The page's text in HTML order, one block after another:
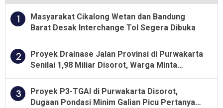
1
Masyarakat Cikalong Wetan dan Bandung
Barat Desak Interchange Tol Segera Dibuka
2
Proyek Drainase Jalan Provinsi di Purwakarta
Senilai 1,98 Miliar Disorot, Warga Minta
Kualitas Pekerjaan Diawasi Ketat
3
Proyek P3-TGAI di Purwakarta Disorot,
Dugaan Pondasi Minim Galian Picu Pertanyaan